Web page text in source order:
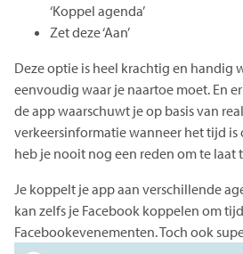
‘Koppel agenda’
Zet deze ‘Aan’
Deze optie is heel krachtig en handig
eenvoudig waar je naartoe moet. En
de app waarschuwt je op basis van
verkeersinformatie wanneer het tijd is
heb je nooit nog een reden om te laat
Je koppelt je app aan verschillende
kan zelfs je Facebook koppelen om
Facebookevenementen. Toch ook